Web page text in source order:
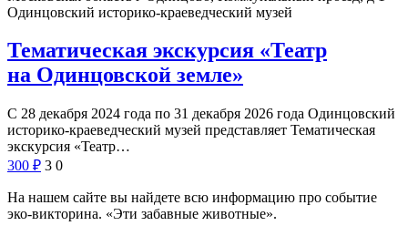
Одинцовский историко-краеведческий музей
Тематическая экскурсия «Театр
на Одинцовской земле»
С 28 декабря 2024 года по 31 декабря 2026 года Одинцовский
историко-краеведческий музей представляет Тематическая
экскурсия «Театр…
300 ₽ 3 0
На нашем сайте вы найдете всю информацию про событие
эко-викторина. «Эти забавные животные».